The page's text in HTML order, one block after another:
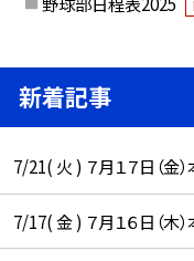
新着記事
7/21( 火 ) ７月１７日（金
7/17( 金 ) ７月１６日（木